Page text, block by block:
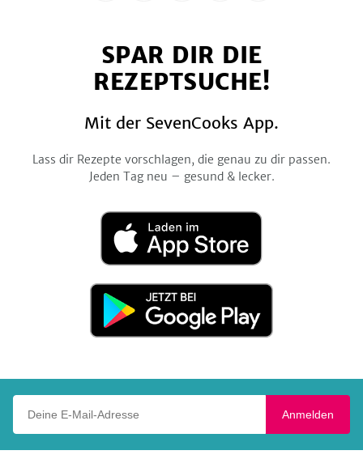
FacebookTwitterPinterestInstagramYouTube
SPAR DIR DIE
REZEPTSUCHE!
Mit der SevenCooks App.
Lass dir Rezepte vorschlagen, die genau zu dir passen.
Jeden Tag neu – gesund & lecker.
Laden
im
App
Jetzt
Google
Anmelden